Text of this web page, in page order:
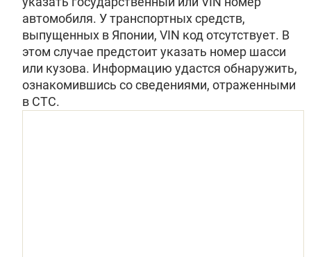
автомобиля. У транспортных средств,
выпущенных в Японии, VIN код отсутствует. В
этом случае предстоит указать номер шасси
или кузова. Информацию удастся обнаружить,
ознакомившись со сведениями, отраженными
в СТС.